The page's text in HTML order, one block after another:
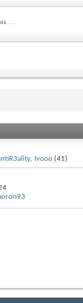
. . .
, Ivooo (41)